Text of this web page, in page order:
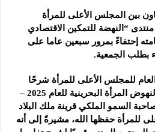
بين المجلس الأعلى للمرأة
“النهضة للتمكين الاقتصادي
إحتفاءً بمرور سبعين عاما على
بطلب الجمعية.
للمجلس الأعلى للمرأة شرحًا
موجزًا حول الخطة الوطنية لنهوض المرأة البحرينية للعام 2025 –
صاحبة السمو الملكي قرينة ملك البلاد
للمرأة حفظها الله، مشيرةً إلى أنه